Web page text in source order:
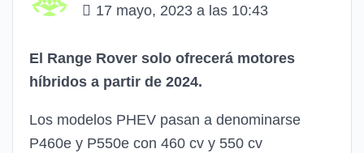
17 mayo, 2023 a las 10:43
El Range Rover solo ofrecerá motores
híbridos a partir de 2024.
Los modelos PHEV pasan a denominarse
P460e y P550e con 460 cv y 550 cv